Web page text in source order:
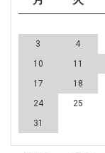
3
4
10
11
17
18
24
25
31